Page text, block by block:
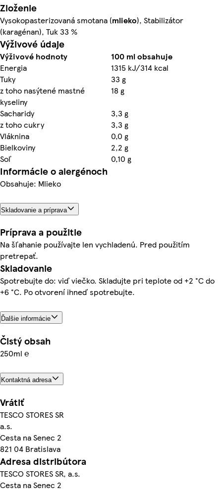
Zloženie
Vysokopasterizovaná smotana (mlieko), Stabilizátor
(karagénan), Tuk 33 %
Výživové údaje
Výživové hodnoty
100 ml obsahuje
Energia
1315 kJ/314 kcal
Tuky
33 g
z toho nasýtené mastné
kyseliny
18 g
Sacharidy
3,3 g
z toho cukry
3,3 g
Vláknina
0,0 g
Bielkoviny
2,2 g
Soľ
0,10 g
Informácie o alergénoch
Obsahuje: Mlieko
Skladovanie a príprava
Príprava a použitie
Na šľahanie používajte len vychladenú. Pred použitím
pretrepať.
Skladovanie
Spotrebujte do: viď viečko. Skladujte pri teplote od +2 °C do
+6 °C. Po otvorení ihneď spotrebujte.
Ďalšie informácie
Čistý obsah
250ml ℮
Kontaktná adresa
Vrátiť
TESCO STORES SR
a.s.
Cesta na Senec 2
821 04 Bratislava
Adresa distribútora
TESCO STORES SR, a.s.
Cesta na Senec 2